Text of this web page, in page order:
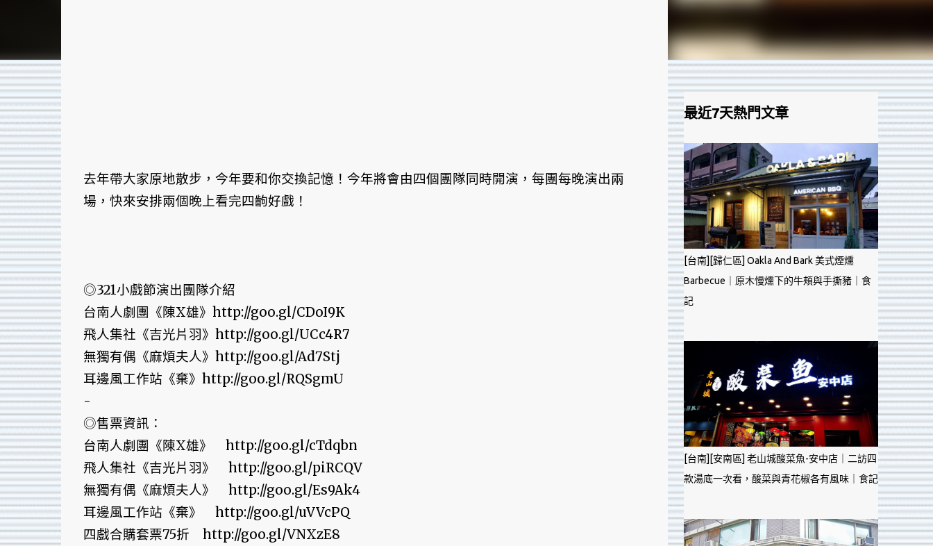
去年帶大家原地散步，今年要和你交換記憶！今年將會由四個團隊同時開演，每團每晚演出兩
場，快來安排兩個晚上看完四齣好戲！
◎321小戲節演出團隊介紹
台南人劇團《陳X雄》http://goo.gl/CDoI9K
飛人集社《吉光片羽》http://goo.gl/UCc4R7
無獨有偶《麻煩夫人》http://goo.gl/Ad7Stj
耳邊風工作站《棄》http://goo.gl/RQSgmU
-
◎售票資訊：
台南人劇團《陳X雄》 http://goo.gl/cTdqbn
飛人集社《吉光片羽》 http://goo.gl/piRCQV
無獨有偶《麻煩夫人》 http://goo.gl/Es9Ak4
耳邊風工作站《棄》 http://goo.gl/uVVcPQ
四戲合購套票75折 http://goo.gl/VNXzE8
最近7天熱門文章
[台南][歸仁區] Oakla And Bark 美式煙燻
Barbecue｜原木慢燻下的牛頰與手撕豬｜食
記
[台南][安南區] 老山城酸菜魚-安中店｜二訪四
款湯底一次看，酸菜與青花椒各有風味｜食記